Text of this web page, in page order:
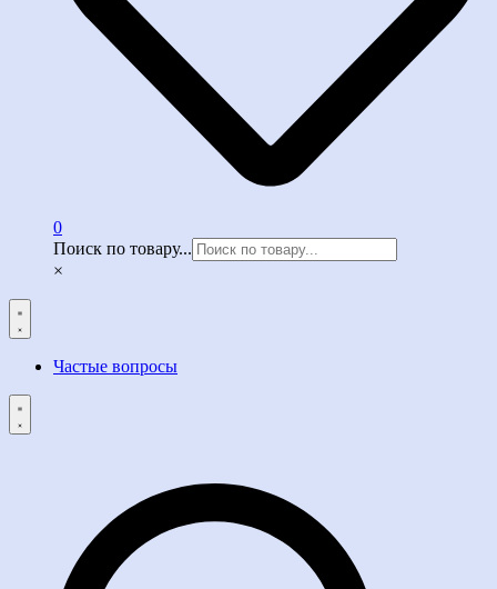
0
Поиск по товару...
×
Частые вопросы